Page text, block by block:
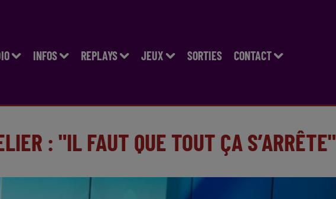
INFOS REPLAYS JEUX SORTIES CONTACT
: "IL FAUT QUE TOUT ÇA S’ARRÊTE"